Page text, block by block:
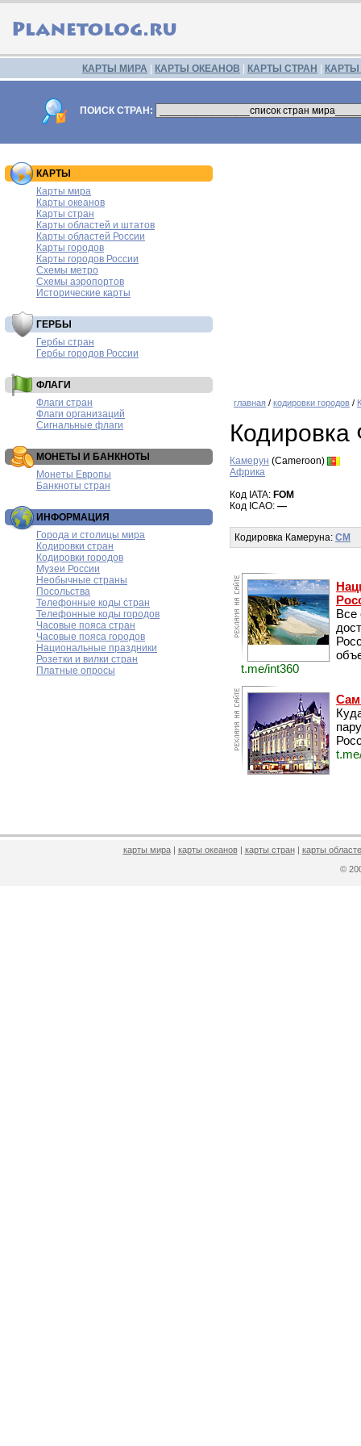
КАРТЫ МИРА КАРТЫ ОКЕАНОВ КАРТЫ СТРАН
ПОИСК СТРАН:
КАРТЫ
Карты мира
Карты океанов
Карты стран
Карты областей и штатов
Карты областей России
Карты городов
Карты городов России
Схемы метро
Схемы аэропортов
Исторические карты
ГЕРБЫ
Гербы стран
Гербы городов России
ФЛАГИ
Флаги стран
Флаги организаций
Сигнальные флаги
МОНЕТЫ И БАНКНОТЫ
Монеты Европы
Банкноты стран
ИНФОРМАЦИЯ
Города и столицы мира
Кодировки стран
Кодировки городов
Музеи России
Необычные страны
Посольства
Телефонные коды стран
Телефонные коды городов
Часовые пояса стран
Часовые пояса городов
Национальные праздники
Розетки и вилки стран
Платные опросы
главная / кодировки городов /
Камерун (Cameroon)
Африка
Код IATA: FOM
Код ICAO: —
Кодировка Камеруна: CM
Все
t.me/int360
карты мира| карты океанов| карты стран| карты
©